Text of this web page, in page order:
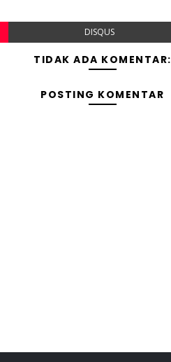
DISQUS
TIDAK ADA KOMENTAR:
POSTING KOMENTAR